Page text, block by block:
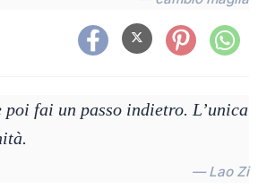
fai un passo indietro. L’unica
— Lao Zi